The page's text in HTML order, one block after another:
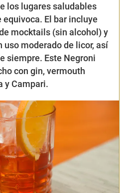
los lugares saludables
equivoca. El bar incluye
mocktails (sin alcohol) y
uso moderado de licor, así
siempre. Este Negroni
con gin, vermouth
y Campari.